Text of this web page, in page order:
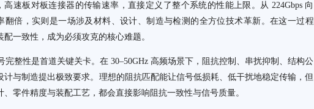
速板对板连接器的传输速率，直接定义了整个系统的性能上限。从 224Gbps 向
翻倍，实则是一场涉及材料、设计、制造与检测的全方位技术革新。在这一过程
一致性，成为必须攻克的核心难题。
完整性是首道关键关卡。在 30–50GHz 高频场景下，阻抗控制、串扰抑制、结构公
计与制造提出极致要求。理想的阻抗匹配能让信号低损耗、低干扰地稳定传输，但
零件精度与装配工艺，都会直接影响阻抗一致性与信号质量。